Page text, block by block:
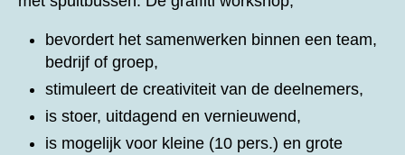
bevordert het samenwerken binnen een team,
bedrijf of groep,
stimuleert de creativiteit van de deelnemers,
is stoer, uitdagend en vernieuwend,
is mogelijk voor kleine (10 pers.) en grote